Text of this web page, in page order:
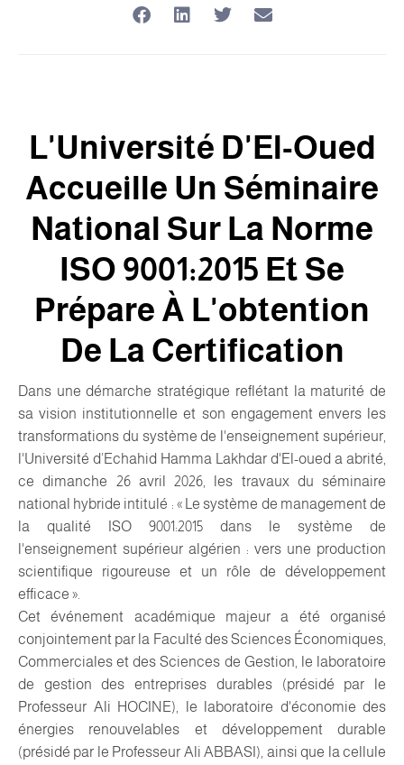
L'Université D'El-Oued
Accueille Un Séminaire
National Sur La Norme
ISO 9001:2015 Et Se
Prépare À L'obtention
De La Certification
Dans une démarche stratégique reflétant la maturité de
sa vision institutionnelle et son engagement envers les
transformations du système de l'enseignement supérieur,
l'Université d’Echahid Hamma Lakhdar d'El-oued a abrité,
ce dimanche 26 avril 2026, les travaux du séminaire
national hybride intitulé : « Le système de management de
la qualité ISO 9001:2015 dans le système de
l'enseignement supérieur algérien : vers une production
scientifique rigoureuse et un rôle de développement
efficace ».
Cet événement académique majeur a été organisé
conjointement par la Faculté des Sciences Économiques,
Commerciales et des Sciences de Gestion, le laboratoire
de gestion des entreprises durables (présidé par le
Professeur Ali HOCINE), le laboratoire d'économie des
énergies renouvelables et développement durable
(présidé par le Professeur Ali ABBASI), ainsi que la cellule